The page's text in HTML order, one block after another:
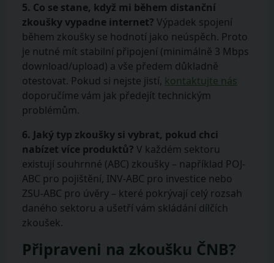
5. Co se stane, když mi během distanční
zkoušky vypadne internet? Výpadek spojení
během zkoušky se hodnotí jako neúspěch. Proto
je nutné mít stabilní připojení (minimálně 3 Mbps
download/upload) a vše předem důkladně
otestovat. Pokud si nejste jistí, kontaktujte nás
doporučíme vám jak předejít technickým
problémům.
6. Jaký typ zkoušky si vybrat, pokud chci
nabízet více produktů? V každém sektoru
existují souhrnné (ABC) zkoušky – například POJ-
ABC pro pojištění, INV-ABC pro investice nebo
ZSU-ABC pro úvěry – které pokrývají celý rozsah
daného sektoru a ušetří vám skládání dílčích
zkoušek.
Připraveni na zkoušku ČNB?